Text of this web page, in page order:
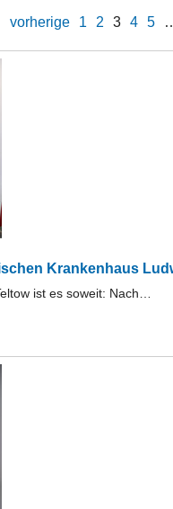
vorherige 1 2 3 4 5
Krankenhaus
ist es soweit: Nach…